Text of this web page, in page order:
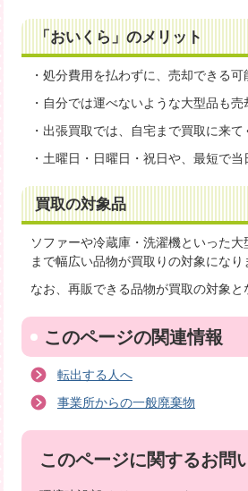
「おいくら」のメリット
・処分費用を払わずに、売却できる可
・自分では運べないような大型品も売
・出張買取では、自宅まで買取に来て
・土曜日・日曜日・祝日や、最短で
買取の対象品
ソファーや冷蔵庫・洗濯機といった
まで幅広い品物が買取りの対象になり
なお、再販できる品物が買取の対象
このページの関連情報
転出する人へ
事業所からの一般廃棄物
このページに関するお問